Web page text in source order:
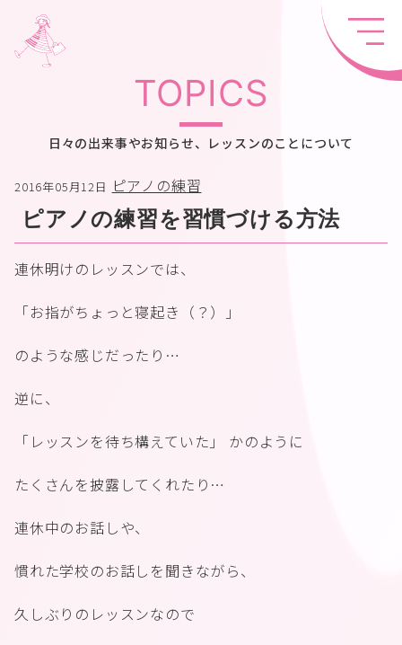
TOPICS
日々の出来事やお知らせ、レッスンのことについて
2016年05月12日 ピアノの練習
ピアノの練習を習慣づける方法
連休明けのレッスンでは、
「お指がちょっと寝起き（？）」
のような感じだったり…
逆に、
「レッスンを待ち構えていた」 かのように
たくさんを披露してくれたり…
連休中のお話しや、
慣れた学校のお話しを聞きながら、
久しぶりのレッスンなので